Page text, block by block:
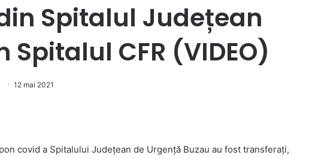
Spitalul Județean
CFR (VIDEO)
12 mai 2021
covid a Spitalului Județean de Urgență Buzau au fost transferați,